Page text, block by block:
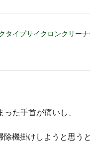
タイプサイクロンクリー
た手首が痛いし、
除機掛けしようと思うと